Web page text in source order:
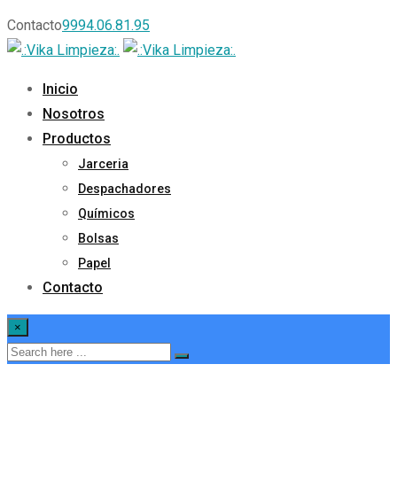
Contacto9994.06.81.95
Inicio
Nosotros
Productos
Jarceria
Despachadores
Químicos
Bolsas
Papel
Contacto
×